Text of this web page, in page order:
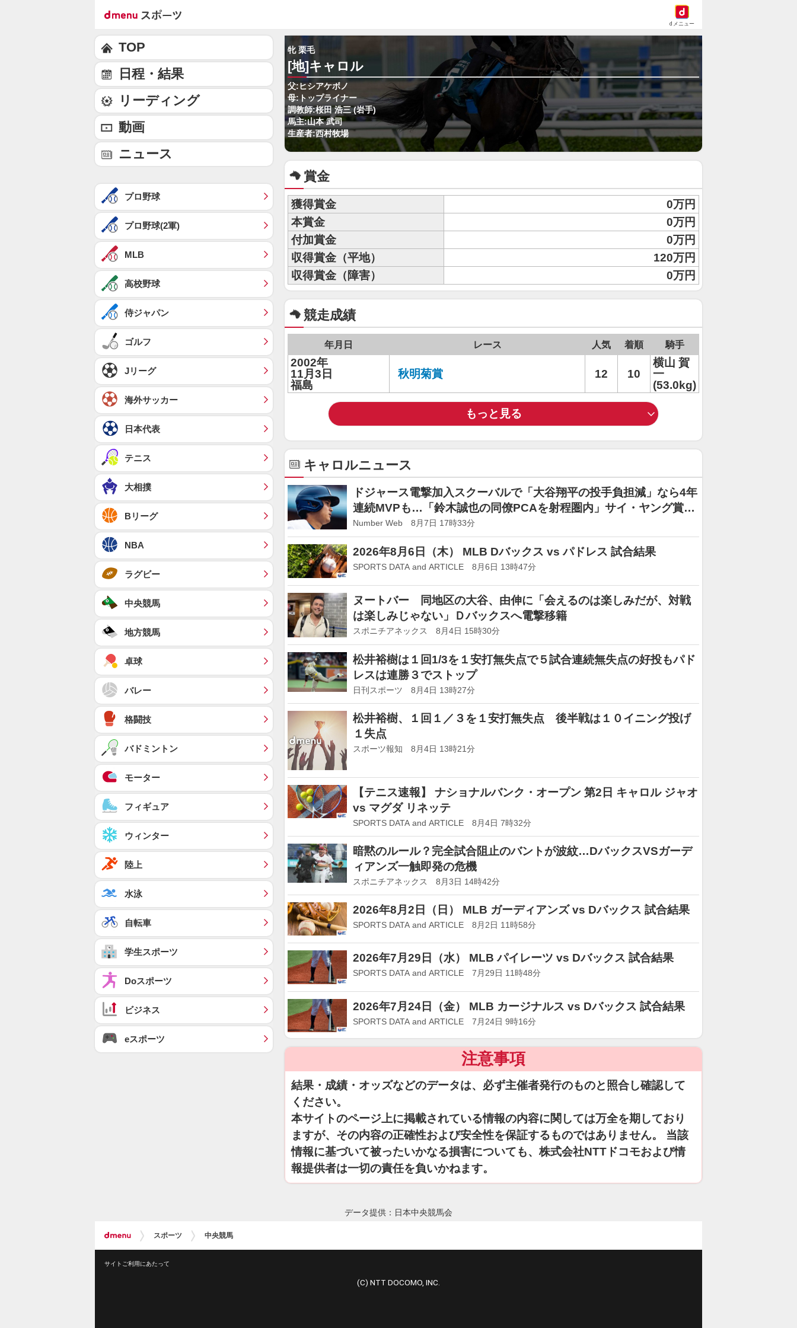
dメニュー
牝 栗毛
[地]キャロル
父:ヒシアケボノ
母:トップライナー
調教師:桜田 浩三 (岩手)
馬主:山本 武司
生産者:西村牧場
賞金
獲得賞金
0万円
本賞金
0万円
付加賞金
0万円
収得賞金（平地）
120万円
収得賞金（障害）
0万円
競走成績
年月日 レース 人気 着順 騎手
2002年
11月3日
福島
秋明菊賞 12 10
横山 賀
一
(53.0kg)
もっと見る
キャロルニュース
ドジャース電撃加入スクーバルで「大谷翔平の投手負担減」なら4年
連続MVPも…「鈴木誠也の同僚PCAを射程圏内」サイ・ヤング賞と
ともに予想
Number Web 8月7日 17時33分
2026年8月6日（木） MLB Dバックス vs パドレス 試合結果
SPORTS DATA and ARTICLE 8月6日 13時47分
ヌートバー 同地区の大谷、由伸に「会えるのは楽しみだが、対戦
は楽しみじゃない」Ｄバックスへ電撃移籍
スポニチアネックス 8月4日 15時30分
松井裕樹は１回1/3を１安打無失点で５試合連続無失点の好投もパド
レスは連勝３でストップ
日刊スポーツ 8月4日 13時27分
松井裕樹、１回１／３を１安打無失点 後半戦は１０イニング投げ
１失点
スポーツ報知 8月4日 13時21分
【テニス速報】 ナショナルバンク・オープン 第2日 キャロル ジャオ
vs マグダ リネッテ
SPORTS DATA and ARTICLE 8月4日 7時32分
暗黙のルール？完全試合阻止のバントが波紋…DバックスVSガーデ
ィアンズ一触即発の危機
スポニチアネックス 8月3日 14時42分
2026年8月2日（日） MLB ガーディアンズ vs Dバックス 試合結果
SPORTS DATA and ARTICLE 8月2日 11時58分
2026年7月29日（水） MLB パイレーツ vs Dバックス 試合結果
SPORTS DATA and ARTICLE 7月29日 11時48分
2026年7月24日（金） MLB カージナルス vs Dバックス 試合結果
SPORTS DATA and ARTICLE 7月24日 9時16分
注意事項
結果・成績・オッズなどのデータは、必ず主催者発行のものと照合し確認して
ください。
本サイトのページ上に掲載されている情報の内容に関しては万全を期しており
ますが、その内容の正確性および安全性を保証するものではありません。 当該
情報に基づいて被ったいかなる損害についても、株式会社NTTドコモおよび情
報提供者は一切の責任を負いかねます。
TOP
日程・結果
リーディング
動画
ニュース
プロ野球
プロ野球(2軍)
MLB
高校野球
侍ジャパン
ゴルフ
Jリーグ
海外サッカー
日本代表
テニス
大相撲
Bリーグ
NBA
ラグビー
中央競馬
地方競馬
卓球
バレー
格闘技
バドミントン
モーター
フィギュア
ウィンター
陸上
水泳
自転車
学生スポーツ
Doスポーツ
ビジネス
eスポーツ
データ提供：日本中央競馬会
スポーツ 中央競馬
サイトご利用にあたって
(C) NTT DOCOMO, INC.